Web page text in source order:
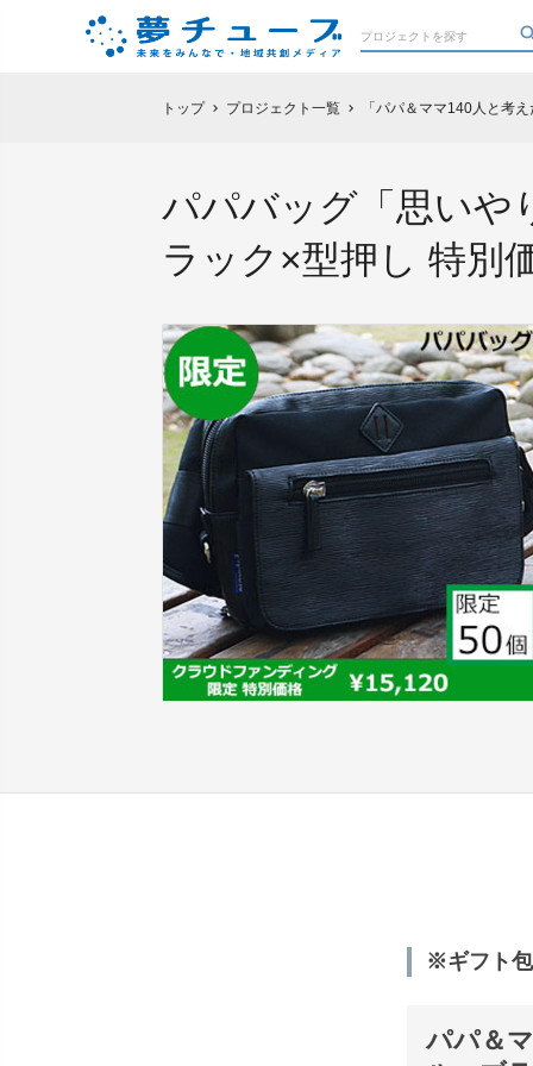
トップ chevron_right プロジェクト一覧 chevron_right 「パパ＆ママ140人と考
パパバッグ「思いや
ラック×型押し 特別
※ギフト包
パパ＆